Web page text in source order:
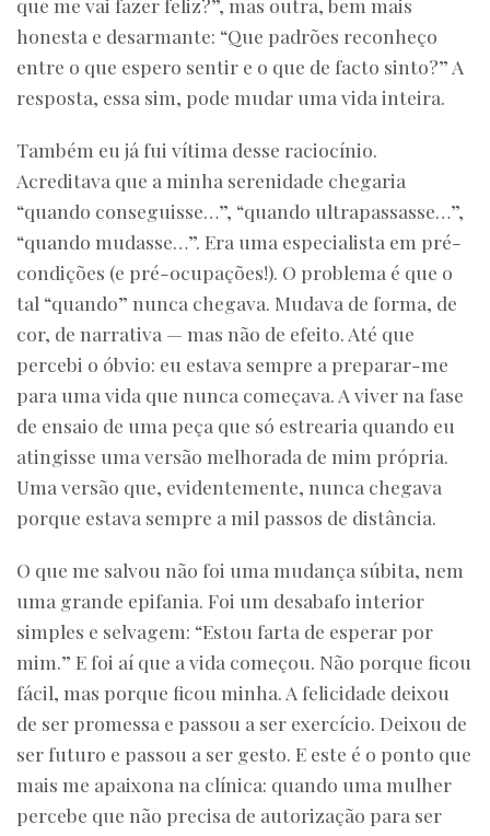
honesta e desarmante: “Que padrões reconheço
entre o que espero sentir e o que de facto sinto?” A
resposta, essa sim, pode mudar uma vida inteira.
Também eu já fui vítima desse raciocínio.
Acreditava que a minha serenidade chegaria
“quando conseguisse…”, “quando ultrapassasse…”,
“quando mudasse…”. Era uma especialista em pré-
condições (e pré-ocupações!). O problema é que o
tal “quando” nunca chegava. Mudava de forma, de
cor, de narrativa — mas não de efeito. Até que
percebi o óbvio: eu estava sempre a preparar-me
para uma vida que nunca começava. A viver na fase
de ensaio de uma peça que só estrearia quando eu
atingisse uma versão melhorada de mim própria.
Uma versão que, evidentemente, nunca chegava
porque estava sempre a mil passos de distância.
O que me salvou não foi uma mudança súbita, nem
uma grande epifania. Foi um desabafo interior
simples e selvagem: “Estou farta de esperar por
mim.” E foi aí que a vida começou. Não porque ficou
fácil, mas porque ficou minha. A felicidade deixou
de ser promessa e passou a ser exercício. Deixou de
ser futuro e passou a ser gesto. E este é o ponto que
mais me apaixona na clínica: quando uma mulher
percebe que não precisa de autorização para ser